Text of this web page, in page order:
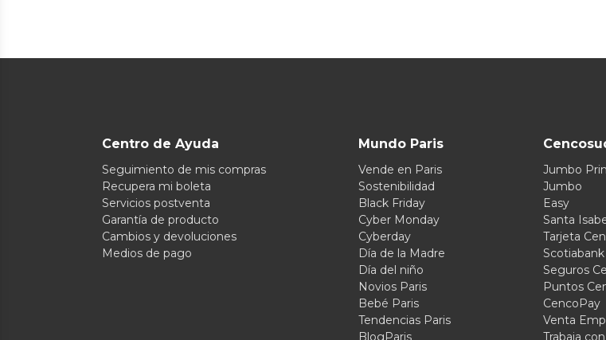
Centro de Ayuda
Seguimiento de mis compras
Recupera mi boleta
Servicios postventa
Garantía de producto
Cambios y devoluciones
Medios de pago
Mundo Paris
Vende en Paris
Sostenibilidad
Black Friday
Cyber Monday
Cyberday
Día de la Madre
Día del niño
Novios Paris
Bebé Paris
Tendencias Paris
BlogParis
Jumbo
Jumbo
Easy
Santa
Tarjeta
Scotiabank
Seguros
Puntos
CencoPay
Venta
Trabaja